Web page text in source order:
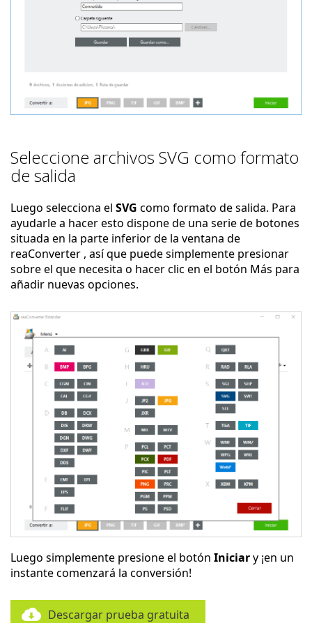
Seleccione archivos SVG como formato
de salida
Luego selecciona el SVG como formato de salida. Para
ayudarle a hacer esto dispone de una serie de botones
situada en la parte inferior de la ventana de
reaConverter , así que puede simplemente presionar
sobre el que necesita o hacer clic en el botón Más para
añadir nuevas opciones.
Luego simplemente presione el botón Iniciary ¡en un
instante comenzará la conversión!
Descargar prueba gratuita